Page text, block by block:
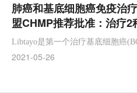
肺癌和基底细胞癌免疫治
盟CHMP推荐批准：治疗2
Libtayo是第一个治疗基底细胞癌
2021-05-26